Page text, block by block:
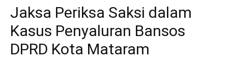
Jaksa Periksa Saksi dalam
Kasus Penyaluran Bansos
DPRD Kota Mataram